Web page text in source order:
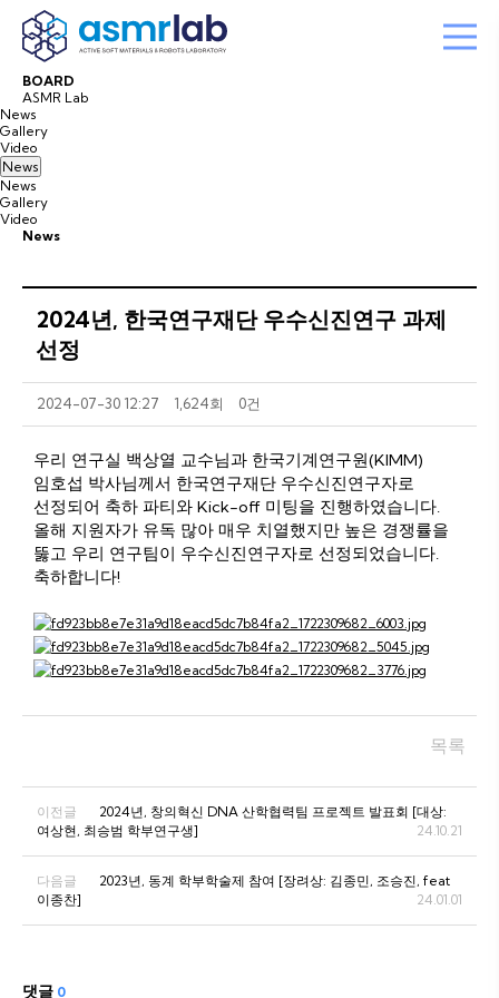
BOARD
ASMR Lab
News
Gallery
Video
News
News
Gallery
Video
News
2024년, 한국연구재단 우수신진연구 과제
선정
2024-07-30 12:27 1,624회 0건
우리 연구실 백상열 교수님과 한국기계연구원(KIMM)
임호섭 박사님께서 한국연구재단 우수신진연구자로
선정되어 축하 파티와 Kick-off 미팅을 진행하였습니다.
올해 지원자가 유독 많아 매우 치열했지만 높은 경쟁률을
뚫고 우리 연구팀이 우수신진연구자로 선정되었습니다.
축하합니다!
목록
이전글
2024년, 창의혁신 DNA 산학협력팀 프로젝트 발표회 [대상:
여상현, 최승범 학부연구생]
24.10.21
다음글
2023년, 동계 학부학술제 참여 [장려상: 김종민, 조승진, feat
이종찬]
24.01.01
댓글 0